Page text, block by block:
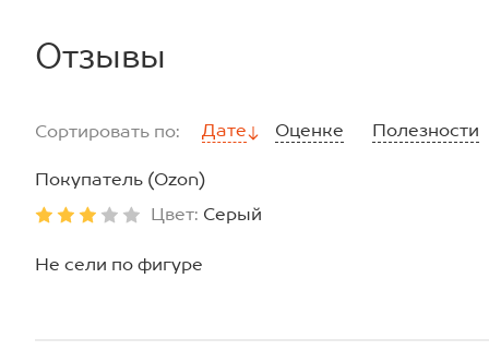
Отзывы
Сортировать по: Дате Оценке Полезности
Покупатель (Ozon)
Цвет: Серый
Не сели по фигуре